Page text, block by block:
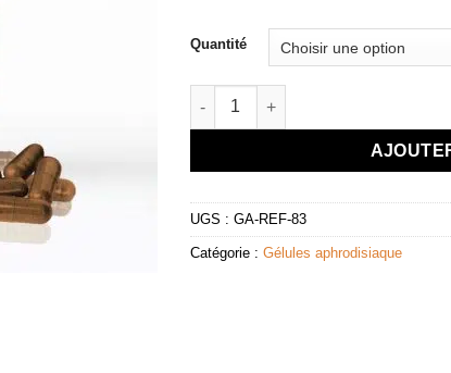
Quantité
quantité de Gélules de Shatavari
UGS : GA-REF-83
Catégorie : Gélules aphrodisiaque